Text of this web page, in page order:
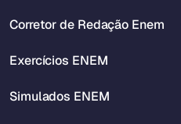
Corretor de Redação Enem
Exercícios ENEM
Simulados ENEM